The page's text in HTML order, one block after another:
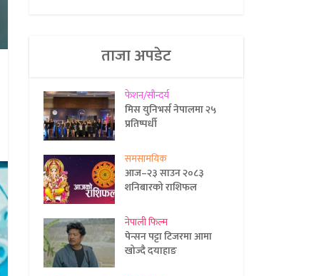
ताजा अपडेट
फेशन/सौन्दर्य
मिस युनिभर्स नेपालमा २५
प्रतिष्पर्धी
समसामयिक
आज–२३ साउन २०८३
शनिबारको राशिफल
नेपाली फिल्म
पेन्सन पट्टा टिजरमा आमा
खोज्दै दयाहाङ